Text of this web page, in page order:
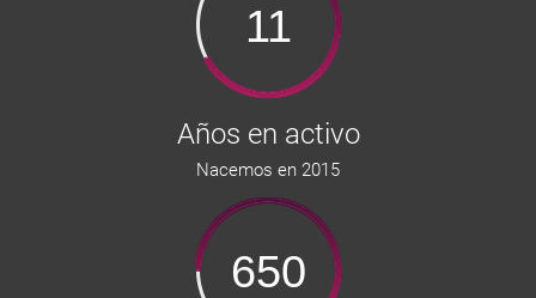
11
Años en activo
Nacemos en 2015
650